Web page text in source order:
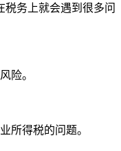
税务上就会遇到很多问
险。
所得税的问题。